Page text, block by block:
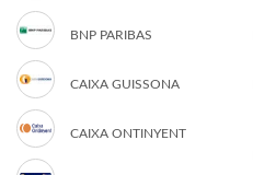
BNP PARIBAS
CAIXA GUISSONA
CAIXA ONTINYENT